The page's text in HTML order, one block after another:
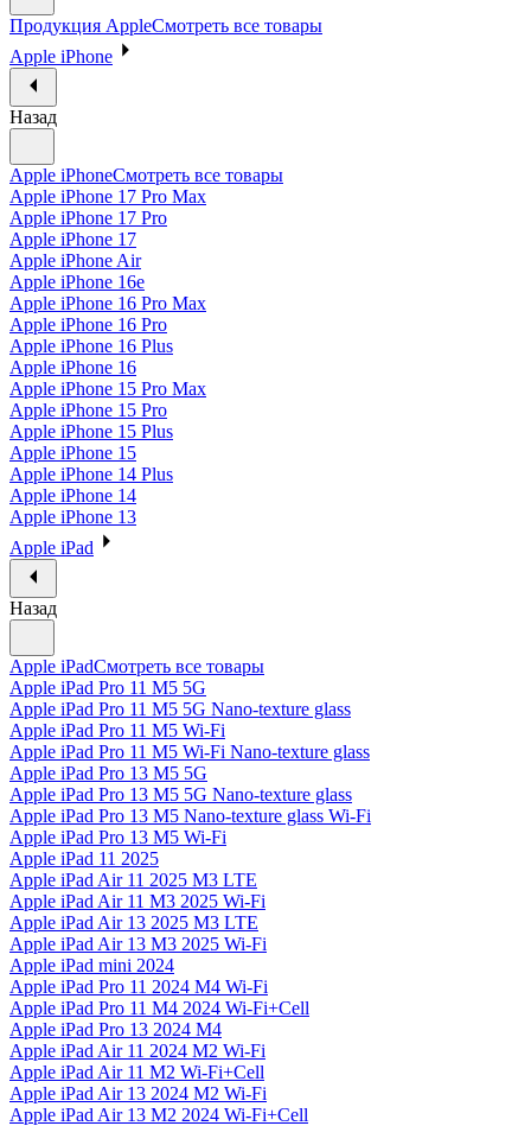
Продукция AppleСмотреть все товары
Apple iPhone
Назад
Apple iPhoneСмотреть все товары
Apple iPhone 17 Pro Max
Apple iPhone 17 Pro
Apple iPhone 17
Apple iPhone Air
Apple iPhone 16e
Apple iPhone 16 Pro Max
Apple iPhone 16 Pro
Apple iPhone 16 Plus
Apple iPhone 16
Apple iPhone 15 Pro Max
Apple iPhone 15 Pro
Apple iPhone 15 Plus
Apple iPhone 15
Apple iPhone 14 Plus
Apple iPhone 14
Apple iPhone 13
Apple iPad
Назад
Apple iPadСмотреть все товары
Apple iPad Pro 11 M5 5G
Apple iPad Pro 11 M5 5G Nano-texture glass
Apple iPad Pro 11 M5 Wi-Fi
Apple iPad Pro 11 M5 Wi-Fi Nano-texture glass
Apple iPad Pro 13 M5 5G
Apple iPad Pro 13 M5 5G Nano-texture glass
Apple iPad Pro 13 M5 Nano-texture glass Wi-Fi
Apple iPad Pro 13 M5 Wi-Fi
Apple iPad 11 2025
Apple iPad Air 11 2025 M3 LTE
Apple iPad Air 11 M3 2025 Wi-Fi
Apple iPad Air 13 2025 M3 LTE
Apple iPad Air 13 M3 2025 Wi-Fi
Apple iPad mini 2024
Apple iPad Pro 11 2024 M4 Wi-Fi
Apple iPad Pro 11 M4 2024 Wi-Fi+Cell
Apple iPad Pro 13 2024 M4
Apple iPad Air 11 2024 M2 Wi-Fi
Apple iPad Air 11 M2 Wi-Fi+Cell
Apple iPad Air 13 2024 M2 Wi-Fi
Apple iPad Air 13 M2 2024 Wi-Fi+Cell